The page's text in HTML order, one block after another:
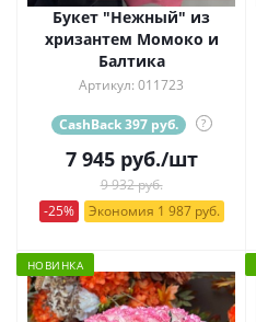
Букет "Нежный" из
хризантем Момоко и
Балтика
Артикул: 011723
CashBack 397 руб. ?
7 945руб./шт
9 932 руб.
-25%
Экономия 1 987 руб.
НОВИНКА